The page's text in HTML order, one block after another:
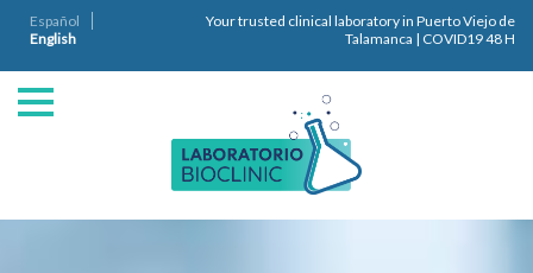
Español
English
Your trusted clinical laboratory in Puerto Viejo de
Talamanca | COVID19 48 H